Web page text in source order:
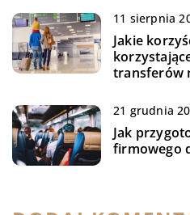
11 sierpnia
Jakie
transferów
21 grudnia
Jak
firmowego